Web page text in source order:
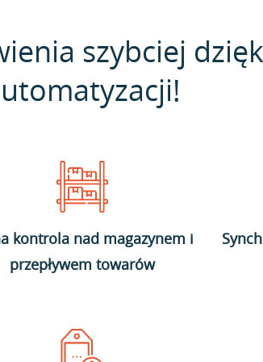
szybciej
kontrola nad magazynem i
przepływem towarów